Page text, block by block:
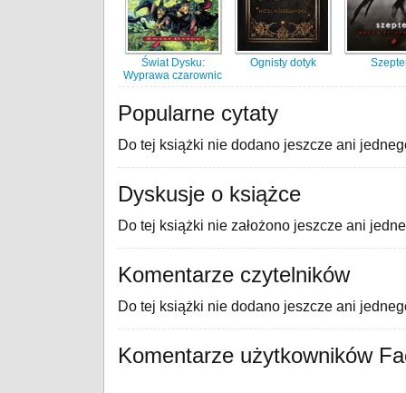
Świat Dysku:
Wyprawa czarownic
Ognisty dotyk
Popularne cytaty
Do tej książki nie dodano jeszcze ani
Dyskusje o książce
Do tej książki nie założono jeszcze ani
Komentarze czytelników
Do tej książki nie dodano jeszcze ani
Komentarze użytkowników